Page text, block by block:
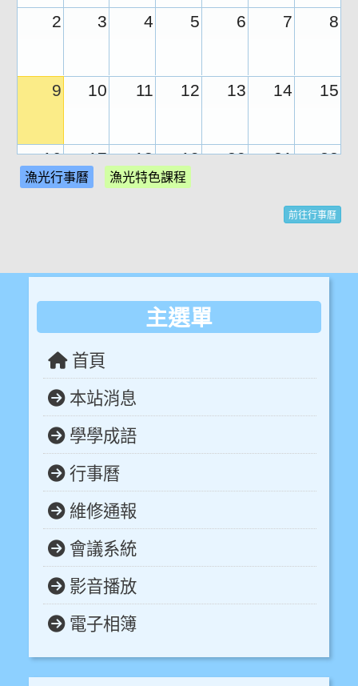
2 3 4 5 6 7 8
9 10 11 12 13 14 15
16 17 18 19 20 21 22
28 29
漁光行事曆 漁光特色課程
前往行事曆
主選單
首頁
本站消息
學學成語
行事曆
維修通報
會議系統
影音播放
電子相簿